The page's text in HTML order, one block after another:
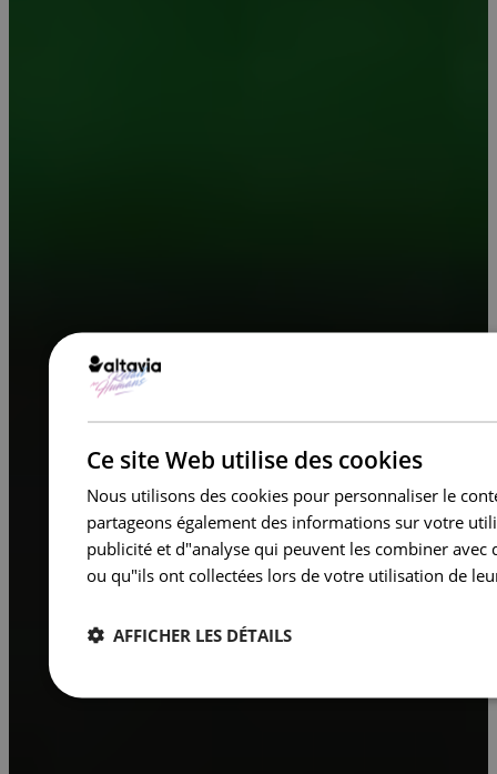
Ce site Web utilise des cookies
Nous utilisons des cookies pour personnaliser le
partageons également des informations sur votre
publicité et d"analyse qui peuvent les combiner
ou qu"ils ont collectées lors de votre utilisation de
AFFICHER LES DÉTAILS